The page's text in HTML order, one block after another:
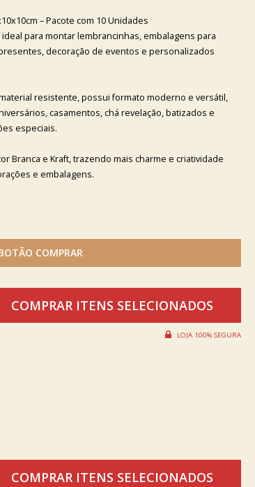
– Pacote com 10 Unidades
ideal para montar lembrancinhas, embalagens para
decoração de eventos e personalizados
resistente, possui formato moderno e versátil,
casamentos, chá revelação, batizados e
especiais.
Branca e Kraft, trazendo mais charme e criatividade
e embalagens.